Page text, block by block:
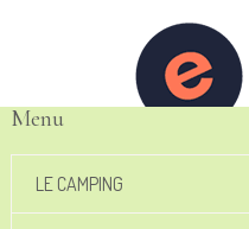
Menu
LE CAMPING